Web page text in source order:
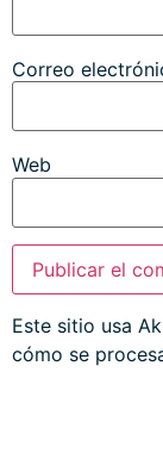
Correo
Web
Este sitio usa
cómo se